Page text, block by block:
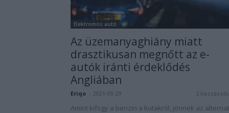
Elektromos autó
Az üzemanyaghiány miatt
drasztikusan megnőtt az e-
autók iránti érdeklődés
Angliában
Eriqo 2021-09-29 2
Amint kifogy a benzin a kutakról, jönnek az